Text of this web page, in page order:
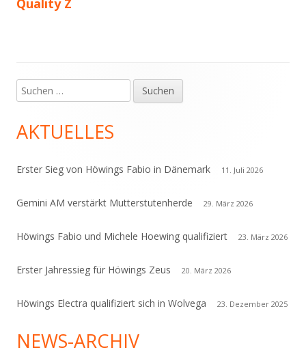
Quality Z
Haupt-
Seitenleiste
Suchen
nach:
AKTUELLES
Erster Sieg von Höwings Fabio in Dänemark 11. Juli 2026
Gemini AM verstärkt Mutterstutenherde 29. März 2026
Höwings Fabio und Michele Hoewing qualifiziert 23. März 2026
Erster Jahressieg für Höwings Zeus 20. März 2026
Höwings Electra qualifiziert sich in Wolvega 23. Dezember 2025
NEWS-ARCHIV